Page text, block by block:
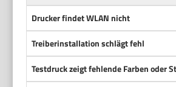
Drucker findet WLAN nicht
Treiberinstallation schlägt fehl
Testdruck zeigt fehlende Farben oder